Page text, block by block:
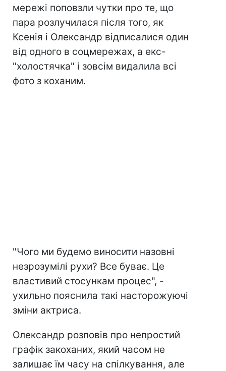
мережі поповзли чутки про те, що
пара розлучилася після того, як
Ксенія і Олександр відписалися один
від одного в соцмережах, а екс-
"холостячка" і зовсім видалила всі
фото з коханим.
"Чого ми будемо виносити назовні
незрозумілі рухи? Все буває. Це
властивий стосункам процес", -
ухильно пояснила такі насторожуючі
зміни актриса.
Олександр розповів про непростий
графік закоханих, який часом не
залишає їм часу на спілкування, але